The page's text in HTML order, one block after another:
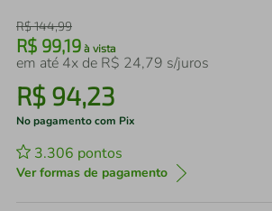
R$144,99
R$ 99,19 à vista
em até 4x de R$ 24,79 s/juros
R$ 94,23
No pagamento com Pix
3.306 pontos
Ver formas de pagamento